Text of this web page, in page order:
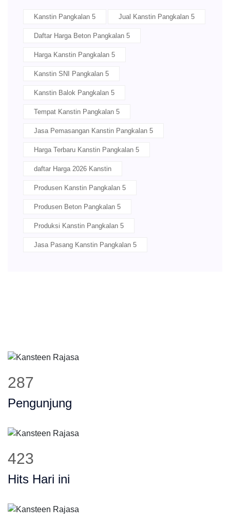
Kanstin Pangkalan 5 Jual Kanstin Pangkalan 5
Daftar Harga Beton Pangkalan 5
Harga Kanstin Pangkalan 5
Kanstin SNI Pangkalan 5
Kanstin Balok Pangkalan 5
Tempat Kanstin Pangkalan 5
Jasa Pemasangan Kanstin Pangkalan 5
Harga Terbaru Kanstin Pangkalan 5
daftar Harga 2026 Kanstin
Produsen Kanstin Pangkalan 5
Produsen Beton Pangkalan 5
Produksi Kanstin Pangkalan 5
Jasa Pasang Kanstin Pangkalan 5
358
Pengunjung
534
Hits Hari ini